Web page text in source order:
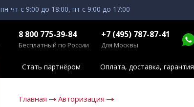
пн-чт с 9:00 до 18:00, пт с 9:00 до 17:00
8 800 775-39-84
Бесплатный по России
+7 (495) 787-87-41
Для Москвы
Стать партнёром Оплата, доставка, гарантия
Главная Авторизация